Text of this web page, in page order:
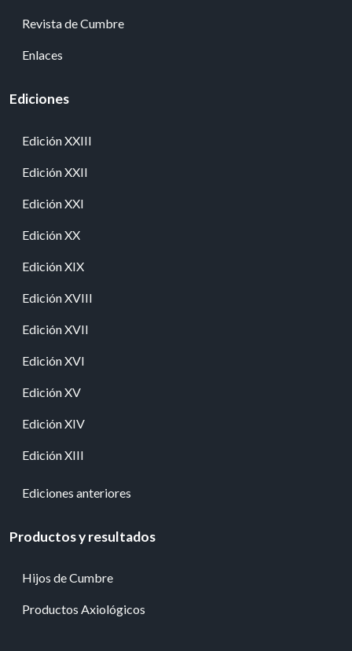
Revista de Cumbre
Enlaces
Ediciones
Edición XXIII
Edición XXII
Edición XXI
Edición XX
Edición XIX
Edición XVIII
Edición XVII
Edición XVI
Edición XV
Edición XIV
Edición XIII
Ediciones anteriores
Productos y resultados
Hijos de Cumbre
Productos Axiológicos